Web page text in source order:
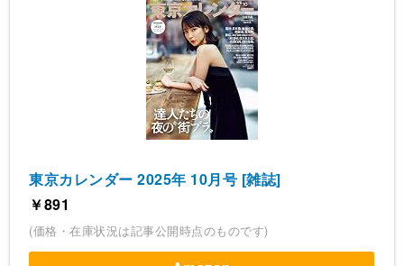
東京カレンダー 2025年 10月号 [雑誌]
￥891
(価格・在庫状況は記事公開時点のものです)